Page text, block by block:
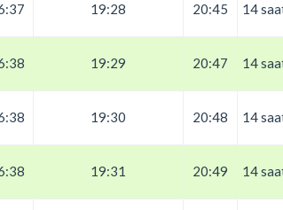
19:28 20:45 14
19:29 20:47 14
19:30 20:48 14
19:31 20:49 14